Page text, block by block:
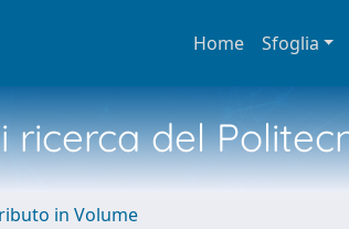
Home Sfoglia
del
in Volume